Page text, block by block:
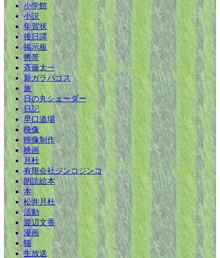
小学館
小説
年賀状
後日譚
掲示板
携帯
斉藤太一
新ガラパゴス
旅
日の丸シェーダー
日記
早口道場
映像
映像制作
映画
月杜
有限会社ジンコジンコ
朗読絵本
本
松井月杜
活動
渡辺文香
漫画
猫
生放送